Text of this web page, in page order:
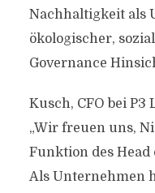
Nachhaltigkeit als
ökologischer,
Governance
Kusch, CFO bei
„Wir freuen uns,
Funktion des Head
Als Unternehmen